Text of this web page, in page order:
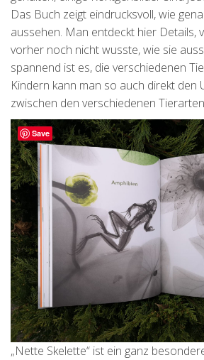
Das Buch zeigt eindrucksvoll, wie
aussehen. Man entdeckt hier Details,
vorher noch nicht wusste, wie sie
spannend ist es, die verschiedenen
Kindern kann man so auch direkt den
zwischen den verschiedenen
„Nette Skelette“ ist ein ganz
Save